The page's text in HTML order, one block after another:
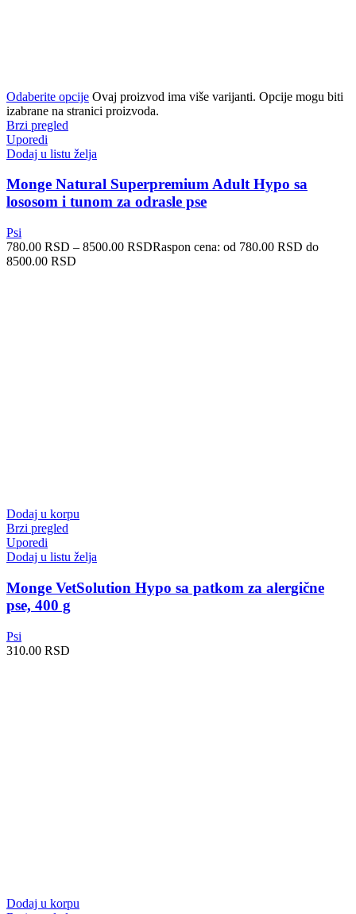
Odaberite opcije Ovaj proizvod ima više varijanti. Opcije mogu biti
izabrane na stranici proizvoda.
Brzi pregled
Uporedi
Dodaj u listu želja
Monge Natural Superpremium Adult Hypo sa
lososom i tunom za odrasle pse
Psi
780.00 RSD – 8500.00 RSDRaspon cena: od 780.00 RSD do
8500.00 RSD
Dodaj u korpu
Brzi pregled
Uporedi
Dodaj u listu želja
Monge VetSolution Hypo sa patkom za alergične
pse, 400 g
Psi
310.00 RSD
Dodaj u korpu